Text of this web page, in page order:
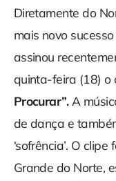
Diretamente do
mais novo
assinou
quinta-feira (18) o
Procurar”. A
de dança e
‘sofrência’. O
Grande do Norte,